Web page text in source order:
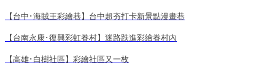
【台中･海賊王彩繪巷】台中超夯打卡新景點漫畫巷
【台南永康･復興彩虹眷村】迷路跌進彩繪眷村內
【高雄･白樹社區】彩繪社區又一枚